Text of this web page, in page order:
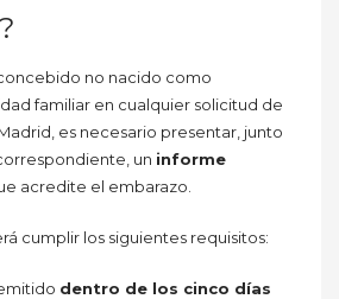
no nacido como
familiar en cualquier solicitud de
es necesario presentar, junto
un informe
acredite el embarazo.
cumplir los siguientes requisitos:
dentro de los cinco días